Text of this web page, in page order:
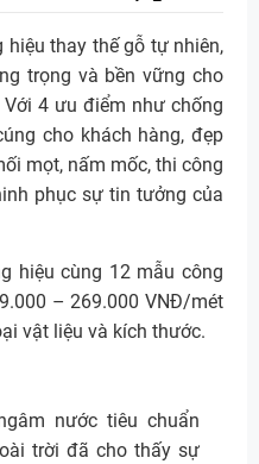
thay thế gỗ tự nhiên,
trọng và bền vững cho
4 ưu điểm như chống
cho khách hàng, đẹp
mọt, nấm mốc, thi công
phục sự tin tưởng của
hiệu cùng 12 mẫu công
– 269.000 VNĐ/mét
vật liệu và kích thước.
nước tiêu chuẩn
trời đã cho thấy sự